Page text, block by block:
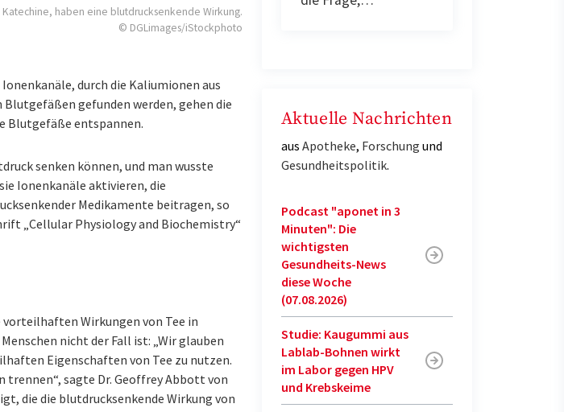
haben eine blutdrucksenkende Wirkung.
© DGLimages/iStockphoto
durch die Kaliumionen aus
gefunden werden, gehen die
Blutgefäße entspannen.
senken können, und man wusste
Ionenkanäle aktivieren, die
Medikamente beitragen, so
„Cellular Physiology and Biochemistry“
Wirkungen von Tee in
nicht der Fall ist: „Wir glauben
Eigenschaften von Tee zu nutzen.
trennen“, sagte Dr. Geoffrey Abbott von
die die blutdrucksenkende Wirkung von
Aktuelle Nachrichten
aus Apotheke, Forschung und
Gesundheitspolitik.
Podcast "aponet in 3
Minuten": Die
wichtigsten
Gesundheits-News
diese Woche
(07.08.2026)
Studie: Kaugummi aus
Lablab-Bohnen wirkt
im Labor gegen HPV
und Krebskeime